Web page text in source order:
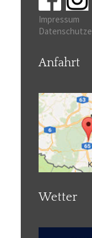
Impressum
Anfahrt
Wetter